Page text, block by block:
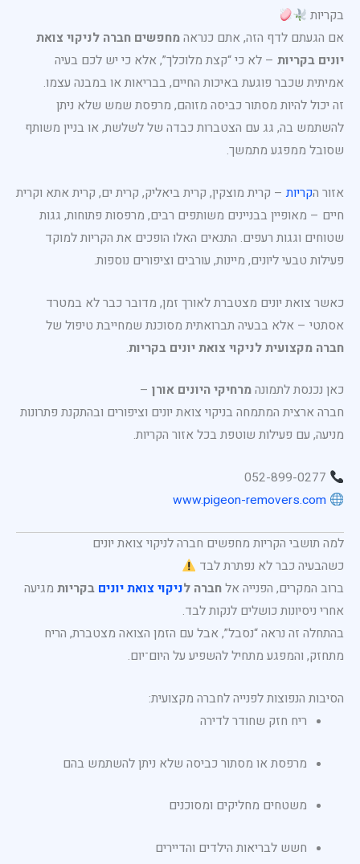
בקריות
אם הגעתם לדף הזה, אתם כנראהמחפשים חברה לניקוי צואת
יונים בקריות – לא כי “קצת מלוכלך”, אלא כי יש לכם בעיה
אמיתית שכבר פוגעת באיכות החיים, בבריאות או במבנה עצמו.
זה יכול להיות מסתור כביסה מזוהם, מרפסת שמש שלא ניתן
להשתמש בה, גג עם הצטברות כבדה של לשלשת, או בניין משותף
שסובל ממפגע מתמשך.
אזור הקריות – קרית מוצקין, קרית ביאליק, קרית ים, קרית אתא וקרית
חיים – מאופיין בבניינים משותפים רבים, מרפסות פתוחות, גגות
שטוחים וגגות רעפים. התנאים האלו הופכים את הקריות למוקד
פעילות טבעי ליונים, מיינות, עורבים וציפורים נוספות.
כאשר צואת יונים מצטברת לאורך זמן, מדובר כבר לא במטרד
אסתטי – אלא בבעיה תברואתית מסוכנת שמחייבת טיפול של
חברה מקצועית לניקוי צואת יונים בקריות.
כאן נכנסת לתמונהמרחיקי היונים אורן –
חברה ארצית המתמחה בניקוי צואת יונים וציפורים ובהתקנת פתרונות
מניעה, עם פעילות שוטפת בכל אזור הקריות.
www.pigeon-removers.com
למה תושבי הקריות מחפשים חברה לניקוי צואת יונים
כשהבעיה כבר לא נפתרת לבד
ברוב המקרים, הפנייה אלחברה לניקוי צואת יונים בקריות מגיעה
אחרי ניסיונות כושלים לנקות לבד.
בהתחלה זה נראה “נסבל”, אבל עם הזמן הצואה מצטברת, הריח
מתחזק, והמפגע מתחיל להשפיע על היום־יום.
הסיבות הנפוצות לפנייה לחברה מקצועית:
ריח חזק שחודר לדירה
מרפסת או מסתור כביסה שלא ניתן להשתמש בהם
משטחים מחליקים ומסוכנים
חשש לבריאות הילדים והדיירים